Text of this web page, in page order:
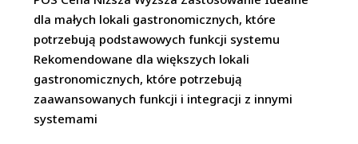
dla małych lokali gastronomicznych, które
potrzebują podstawowych funkcji systemu
Rekomendowane dla większych lokali
gastronomicznych, które potrzebują
zaawansowanych funkcji i integracji z innymi
systemami